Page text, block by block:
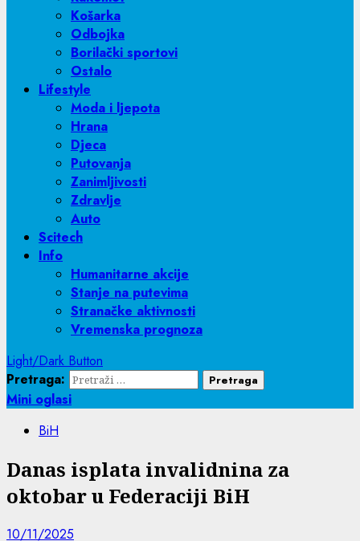
Košarka
Odbojka
Borilački sportovi
Ostalo
Lifestyle
Moda i ljepota
Hrana
Djeca
Putovanja
Zanimljivosti
Zdravlje
Auto
Scitech
Info
Humanitarne akcije
Stanje na putevima
Stranačke aktivnosti
Vremenska prognoza
Light/Dark Button
Pretraga:
Mini oglasi
BiH
Danas isplata invalidnina za
oktobar u Federaciji BiH
10/11/2025